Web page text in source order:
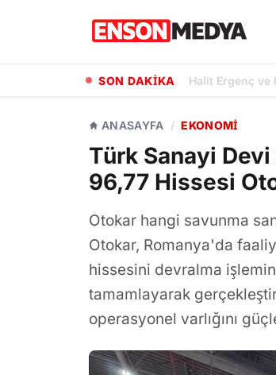
SON DAKİKA Halit Ergenç ve
ANASAYFA / EKONOMI
Türk Sanayi
96,77 Hissesi
Otokar hangi savunma
Otokar, Romanya'da
hissesini devralma
tamamlayarak
operasyonel varlığını